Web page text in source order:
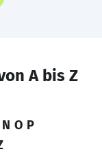
A bis Z
N O P